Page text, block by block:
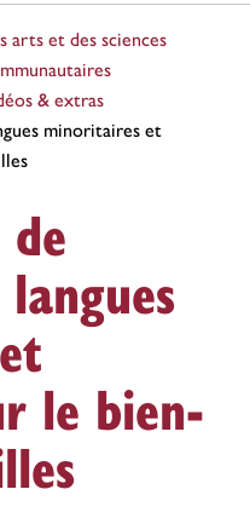
arts et des sciences
& extras
minoritaires et
le bien-